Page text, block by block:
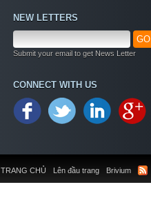
NEW LETTERS
GO
Submit your email to get News Letter
CONNECT WITH US
TRANG CHỦ Lên đầu trang Brivium